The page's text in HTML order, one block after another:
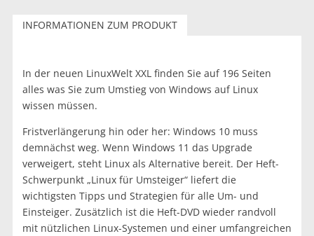
INFORMATIONEN ZUM PRODUKT
In der neuen LinuxWelt XXL finden Sie auf 196 Seiten
alles was Sie zum Umstieg von Windows auf Linux
wissen müssen.
Fristverlängerung hin oder her: Windows 10 muss
demnächst weg. Wenn Windows 11 das Upgrade
verweigert, steht Linux als Alternative bereit. Der Heft-
Schwerpunkt „Linux für Umsteiger“ liefert die
wichtigsten Tipps und Strategien für alle Um- und
Einsteiger. Zusätzlich ist die Heft-DVD wieder randvoll
mit nützlichen Linux-Systemen und einer umfangreichen